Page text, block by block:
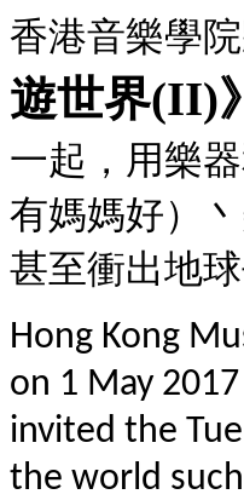
香港音樂學
遊世界(II)
一起，用樂
有媽媽好）
甚至衝出地
Hong Kong
on 1 May
invited the
the world